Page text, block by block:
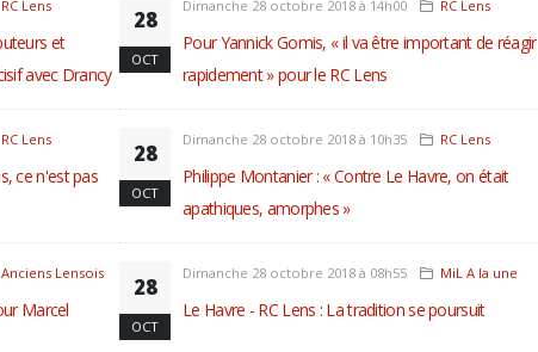
RC Lens
et
avec Drancy
28
OCT
Dimanche 28 octobre 2018 à 14h00 RC Lens
Pour Yannick Gomis, « il va être important de réagir
rapidement » pour le RC Lens
RC Lens
ce n'est pas
28
OCT
Dimanche 28 octobre 2018 à 10h35 RC Lens
Philippe Montanier : « Contre Le Havre, on était
apathiques, amorphes »
Anciens Lensois
Marcel
28
OCT
Dimanche 28 octobre 2018 à 08h55 MiL A la une
Le Havre - RC Lens : La tradition se poursuit